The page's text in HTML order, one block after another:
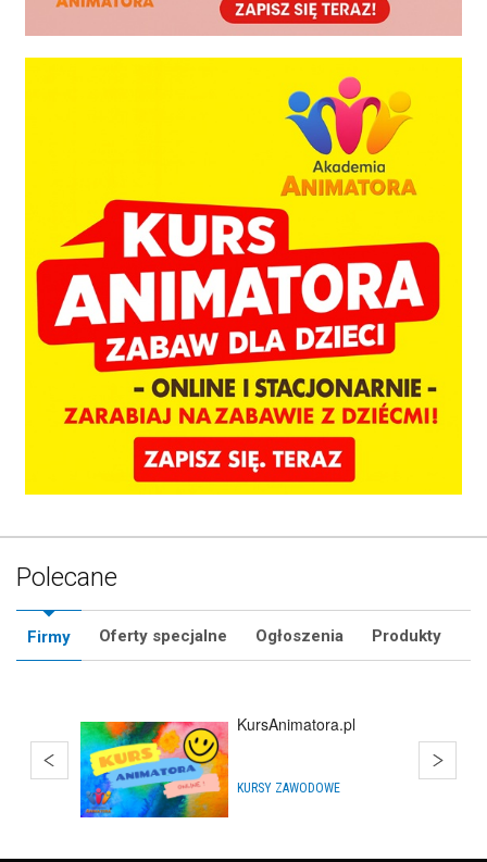
Polecane
Firmy Oferty specjalne Ogłoszenia Produkty
Q'Joy - Bańki Mydlane
ARTYKUŁY NA IMPREZY